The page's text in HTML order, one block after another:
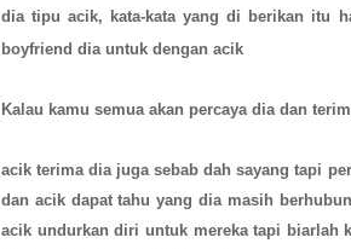
dia tipu acik, kata-kata yang di berikan itu
boyfriend dia untuk dengan acik
Kalau kamu semua akan percaya dia dan
acik terima dia juga sebab dah sayang tapi
dan acik dapat tahu yang dia masih
acik undurkan diri untuk mereka tapi biarlah